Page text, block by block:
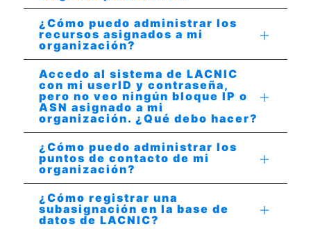
¿Cómo puedo administrar los
recursos asignados a mi
organización?
Accedo al sistema de LACNIC
con mi userID y contraseña,
pero no veo ningún bloque IP o
ASN asignado a mi
organización. ¿Qué debo hacer?
¿Cómo puedo administrar los
puntos de contacto de mi
organización?
¿Cómo registrar una
subasignación en la base de
datos de LACNIC?